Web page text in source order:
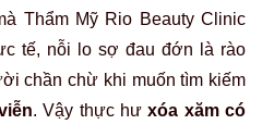
Thẩm Mỹ Rio Beauty Clinic
tế, nỗi lo sợ đau đớn là rào
chần chừ khi muốn tìm kiếm
. Vậy thực hưxóa xăm có